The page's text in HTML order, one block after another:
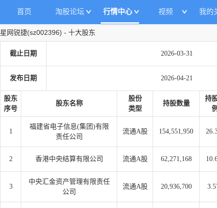
首页 淘股论坛 行情中心 视频 我的
星网锐捷(sz002396) - 十大股东
截止日期 2026-03-31
发布日期 2026-04-21
股东
序号
股东名称
股份
类型
持股数量
持
1
福建省电子信息(集团)有限
责任公司
流通A股 154,551,950
2 香港中央结算有限公司 流通A股 62,271,168
3
中央汇金资产管理有限责任
公司
流通A股 20,936,700